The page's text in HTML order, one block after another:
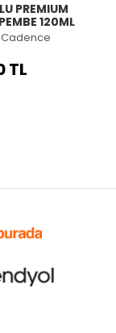
PREMIUM
120ML
Cadence
TL